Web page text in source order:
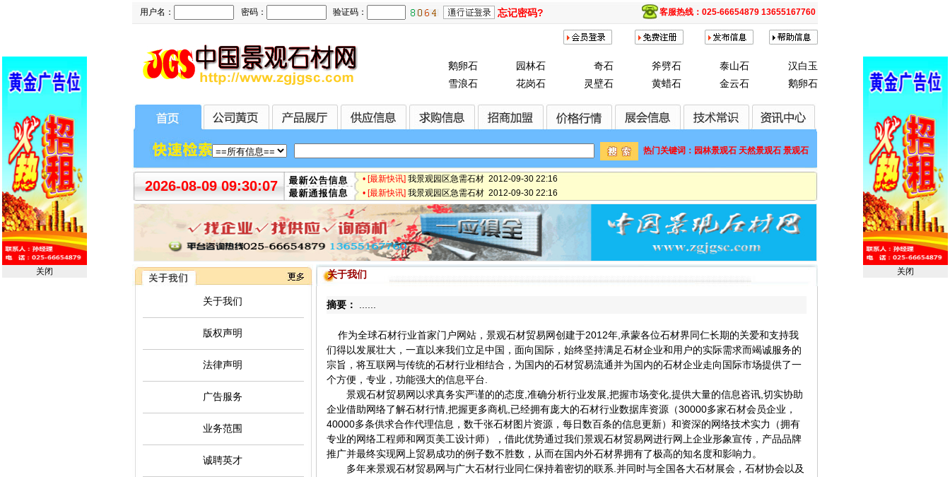
用户名： 密码： 验证码： 忘记密码? 客服热线：025-66654879 13655167760
鹅卵石 园林石 奇石 斧劈石 泰山石
汉白玉
雪浪石
花岗石 灵壁石 黄蜡石 金云石 鹅卵石
热门关键词：园林景观石 天然景观石 景观石
2026-08-09 09:30:08 • [最新快讯] 我景观园区急需石材 2012-09-30 22:16
• [最新快讯] 我景观园区急需石材 2012-09-30 22:16
关于我们
版权声明
法律声明
广告服务
业务范围
诚聘英才
关于我们
摘要：
作为全球石材行业首家门户网站，景观石材贸易网创建于2012年,承蒙各位石材界同仁长期的关爱和支持我
们得以发展壮大，一直以来我们立足中国，面向国际，始终坚持满足石材企业和用户的实际需求而竭诚服务的
宗旨，将互联网与传统的石材行业相结合，为国内的石材贸易流通并为国内的石材企业走向国际市场提供了一
个方便，专业，功能强大的信息平台.
景观石材贸易网以求真务实严谨的的态度,准确分析行业发展,把握市场变化,提供大量的信息咨讯,切实协助
企业借助网络了解石材行情,把握更多商机,已经拥有庞大的石材行业数据库资源（30000多家石材会员企业，
40000多条供求合作代理信息，数千张石材图片资源，每日数百条的信息更新）和资深的网络技术实力（拥有
专业的网络工程师和网页美工设计师），借此优势通过我们景观石材贸易网进行网上企业形象宣传，产品品牌
推广并最终实现网上贸易成功的例子数不胜数，从而在国内外石材界拥有了极高的知名度和影响力。
多年来景观石材贸易网与广大石材行业同仁保持着密切的联系.并同时与全国各大石材展会，石材协会以及
关闭 关闭